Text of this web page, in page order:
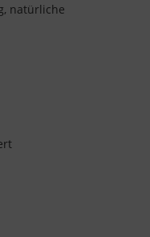
natürliche